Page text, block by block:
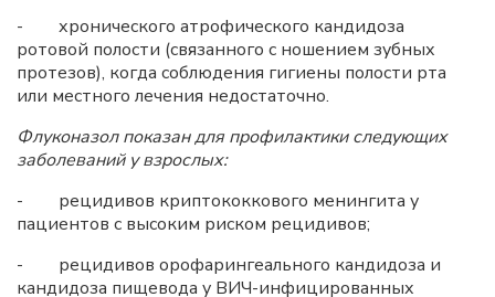
- хронического атрофического кандидоза
ротовой полости (связанного с ношением зубных
протезов), когда соблюдения гигиены полости рта
или местного лечения недостаточно.
Флуконазол показан для профилактики следующих
заболеваний у взрослых:
- рецидивов криптококкового менингита у
пациентов с высоким риском рецидивов;
- рецидивов орофарингеального кандидоза и
кандидоза пищевода у ВИЧ-инфицированных